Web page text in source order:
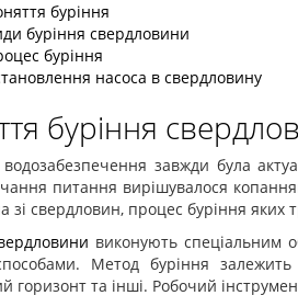
буріння
буріння свердловини
буріння
насоса в свердловину
буріння
завжди була
питання вирішувалося
зі свердловин, процес буріння яких
виконують спеціальним
Метод буріння
горизонт та інші. Робочий